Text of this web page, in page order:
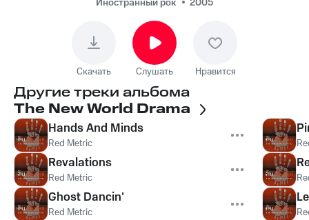
Иностранный рок
2005
Скачать Слушать Нравится
Другие треки альбома
The New World Drama
Hands And Minds
Red Metric
Revalations
Red Metric
Ghost Dancin'
Red Metric